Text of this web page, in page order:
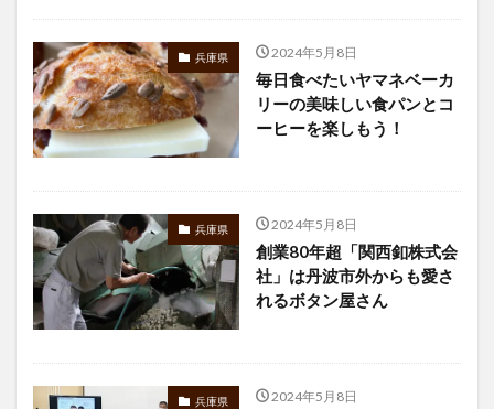
兵庫県 2024年5月8日
毎日食べたいヤマネベーカ
リーの美味しい食パンとコ
ーヒーを楽しもう！
兵庫県 2024年5月8日
創業80年超「関西釦株式会
社」は丹波市外からも愛さ
れるボタン屋さん
兵庫県 2024年5月8日